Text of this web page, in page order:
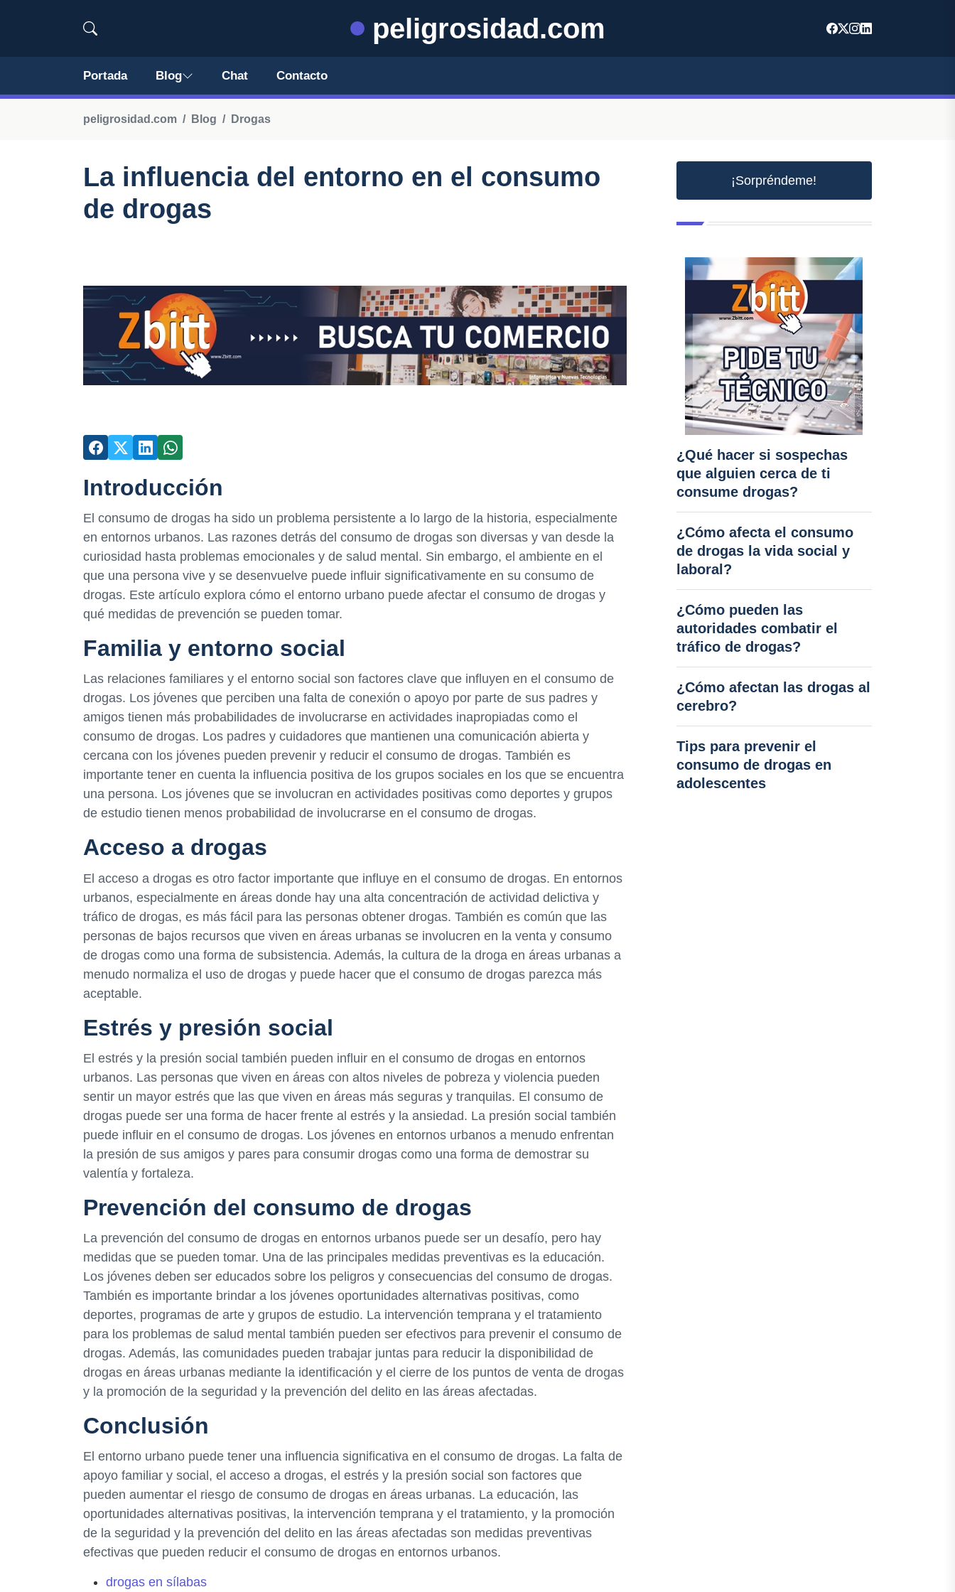
peligrosidad.com
Portada Blog Chat Contacto
peligrosidad.com Blog Drogas
La influencia del entorno en el consumo
de drogas
Introducción
El consumo de drogas ha sido un problema persistente a lo largo de la historia, especialmente
en entornos urbanos. Las razones detrás del consumo de drogas son diversas y van desde la
curiosidad hasta problemas emocionales y de salud mental. Sin embargo, el ambiente en el
que una persona vive y se desenvuelve puede influir significativamente en su consumo de
drogas. Este artículo explora cómo el entorno urbano puede afectar el consumo de drogas y
qué medidas de prevención se pueden tomar.
Familia y entorno social
Las relaciones familiares y el entorno social son factores clave que influyen en el consumo de
drogas. Los jóvenes que perciben una falta de conexión o apoyo por parte de sus padres y
amigos tienen más probabilidades de involucrarse en actividades inapropiadas como el
consumo de drogas. Los padres y cuidadores que mantienen una comunicación abierta y
cercana con los jóvenes pueden prevenir y reducir el consumo de drogas. También es
importante tener en cuenta la influencia positiva de los grupos sociales en los que se encuentra
una persona. Los jóvenes que se involucran en actividades positivas como deportes y grupos
de estudio tienen menos probabilidad de involucrarse en el consumo de drogas.
Acceso a drogas
El acceso a drogas es otro factor importante que influye en el consumo de drogas. En entornos
urbanos, especialmente en áreas donde hay una alta concentración de actividad delictiva y
tráfico de drogas, es más fácil para las personas obtener drogas. También es común que las
personas de bajos recursos que viven en áreas urbanas se involucren en la venta y consumo
de drogas como una forma de subsistencia. Además, la cultura de la droga en áreas urbanas a
menudo normaliza el uso de drogas y puede hacer que el consumo de drogas parezca más
aceptable.
Estrés y presión social
El estrés y la presión social también pueden influir en el consumo de drogas en entornos
urbanos. Las personas que viven en áreas con altos niveles de pobreza y violencia pueden
sentir un mayor estrés que las que viven en áreas más seguras y tranquilas. El consumo de
drogas puede ser una forma de hacer frente al estrés y la ansiedad. La presión social también
puede influir en el consumo de drogas. Los jóvenes en entornos urbanos a menudo enfrentan
la presión de sus amigos y pares para consumir drogas como una forma de demostrar su
valentía y fortaleza.
Prevención del consumo de drogas
La prevención del consumo de drogas en entornos urbanos puede ser un desafío, pero hay
medidas que se pueden tomar. Una de las principales medidas preventivas es la educación.
Los jóvenes deben ser educados sobre los peligros y consecuencias del consumo de drogas.
También es importante brindar a los jóvenes oportunidades alternativas positivas, como
deportes, programas de arte y grupos de estudio. La intervención temprana y el tratamiento
para los problemas de salud mental también pueden ser efectivos para prevenir el consumo de
drogas. Además, las comunidades pueden trabajar juntas para reducir la disponibilidad de
drogas en áreas urbanas mediante la identificación y el cierre de los puntos de venta de drogas
y la promoción de la seguridad y la prevención del delito en las áreas afectadas.
Conclusión
El entorno urbano puede tener una influencia significativa en el consumo de drogas. La falta de
apoyo familiar y social, el acceso a drogas, el estrés y la presión social son factores que
pueden aumentar el riesgo de consumo de drogas en áreas urbanas. La educación, las
oportunidades alternativas positivas, la intervención temprana y el tratamiento, y la promoción
de la seguridad y la prevención del delito en las áreas afectadas son medidas preventivas
efectivas que pueden reducir el consumo de drogas en entornos urbanos.
drogas en sílabas
¡Sorpréndeme!
¿Qué hacer si sospechas
que alguien cerca de ti
consume drogas?
¿Cómo afecta el consumo
de drogas la vida social y
laboral?
¿Cómo pueden las
autoridades combatir el
tráfico de drogas?
¿Cómo afectan las drogas al
cerebro?
Tips para prevenir el
consumo de drogas en
adolescentes